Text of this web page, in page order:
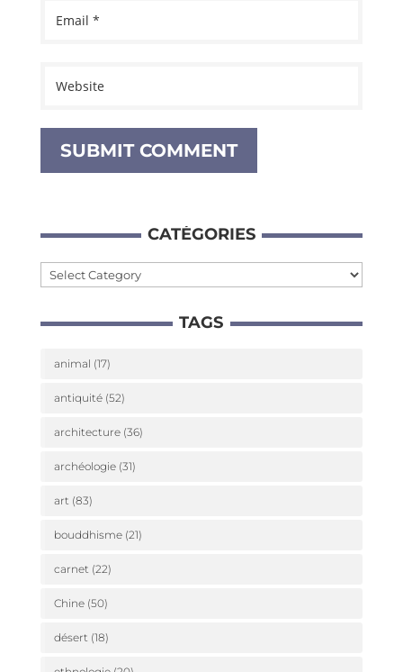
CATÉ­GO­RIES
Caté­
ries
TAGS
animal (17)
antiquité(52)
architecture(36)
archéologie(31)
art (83)
bouddhisme(21)
carnet (22)
Chine(50)
désert (18)